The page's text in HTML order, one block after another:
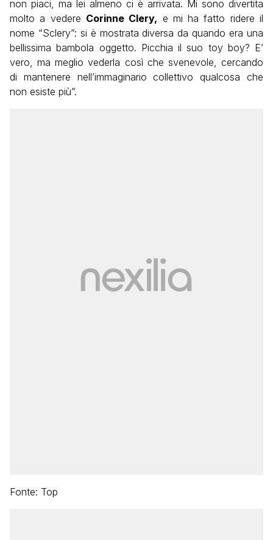
non piaci, ma lei almeno ci è arrivata. Mi sono divertita
molto a vedere Corinne Clery, e mi ha fatto ridere il
nome “Sclery”: si è mostrata diversa da quando era una
bellissima bambola oggetto. Picchia il suo toy boy? E’
vero, ma meglio vederla così che svenevole, cercando
di mantenere nell’immaginario collettivo qualcosa che
non esiste più”.
Fonte: Top